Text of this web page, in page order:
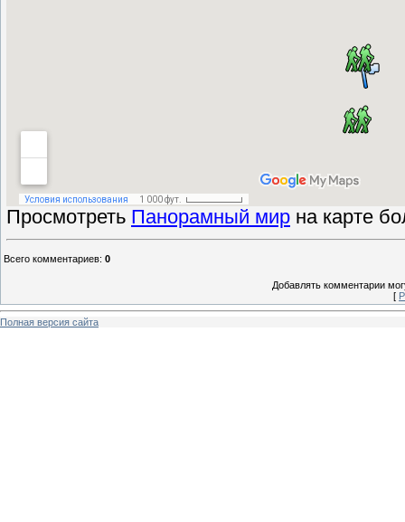
Просмотреть Панорамный мир на карте
Всего комментариев: 0
Добавлять комментарии
[
Полная версия сайта